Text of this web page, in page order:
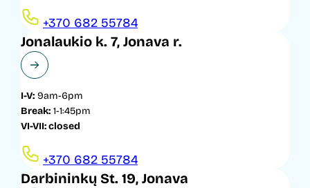
+370 682 55784
Jonalaukio k. 7, Jonava r.
I-V: 9am-6pm
Break: 1-1:45pm
VI-VII: closed
+370 682 55784
Darbininkų St. 19, Jonava